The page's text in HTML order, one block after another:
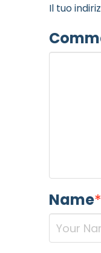
Il tuo
Name*